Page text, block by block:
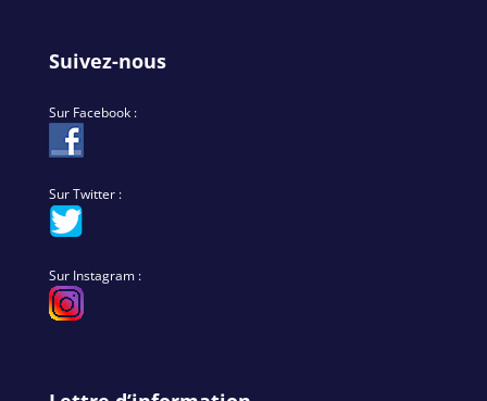
Suivez-nous
Sur Facebook :
Sur Twitter :
Sur Instagram :